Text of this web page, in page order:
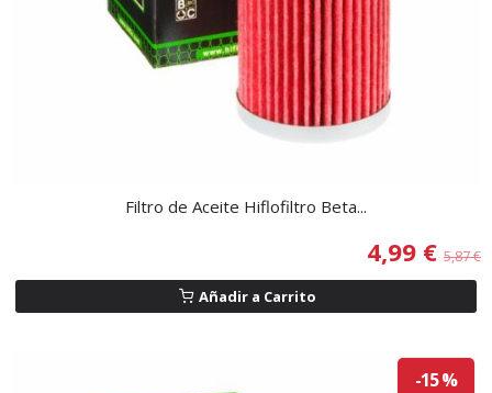
Filtro de Aceite Hiflofiltro Beta...
4,99 € 5,87 €
Añadir a Carrito
-15 %